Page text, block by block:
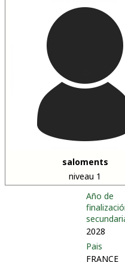
saloments
niveau 1
Año de
2028
Pais
FRANCE